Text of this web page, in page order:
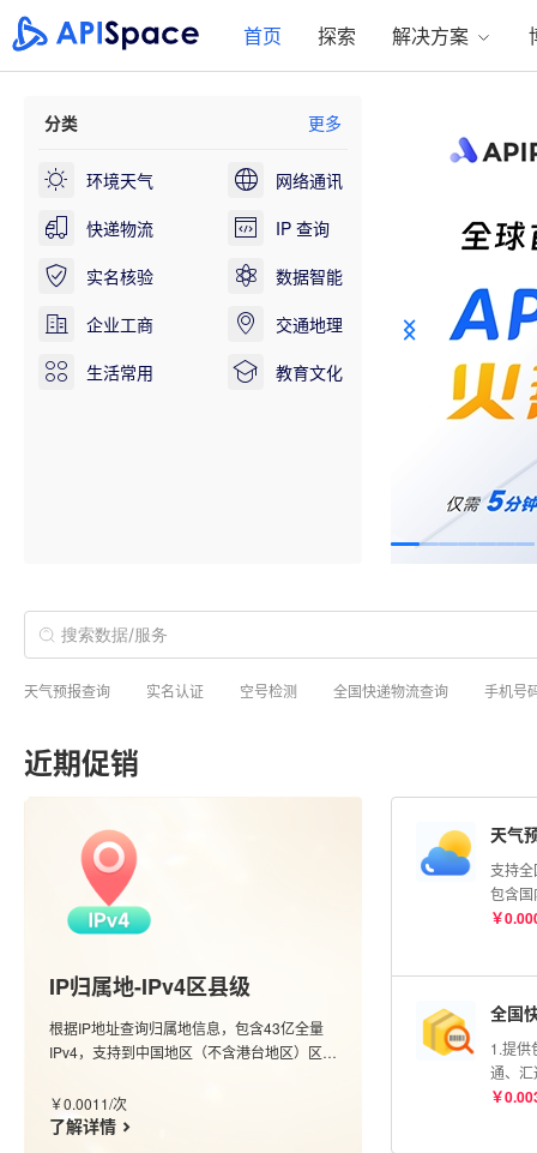
首页 探索 解决方案
分类 更多
环境天气
网络通讯
快递物流
IP 查询
实名核验
数据智能
企业工商
交通地理
生活常用
教育文化
天气预报查询 实名认证 空号检测 全国快递物流查询 手机号
近期促销
IP归属地-IPv4区县级
根据IP地址查询归属地信息，包含43亿全量
IPv4，支持到中国地区（不含港台地区）区县
￥0.0011/次
了解详情
天气
支持
包含
市的
￥
全国
1.提供
通、
流单
￥
APISpace-API数据接口-API接口大全-免费API接口服务